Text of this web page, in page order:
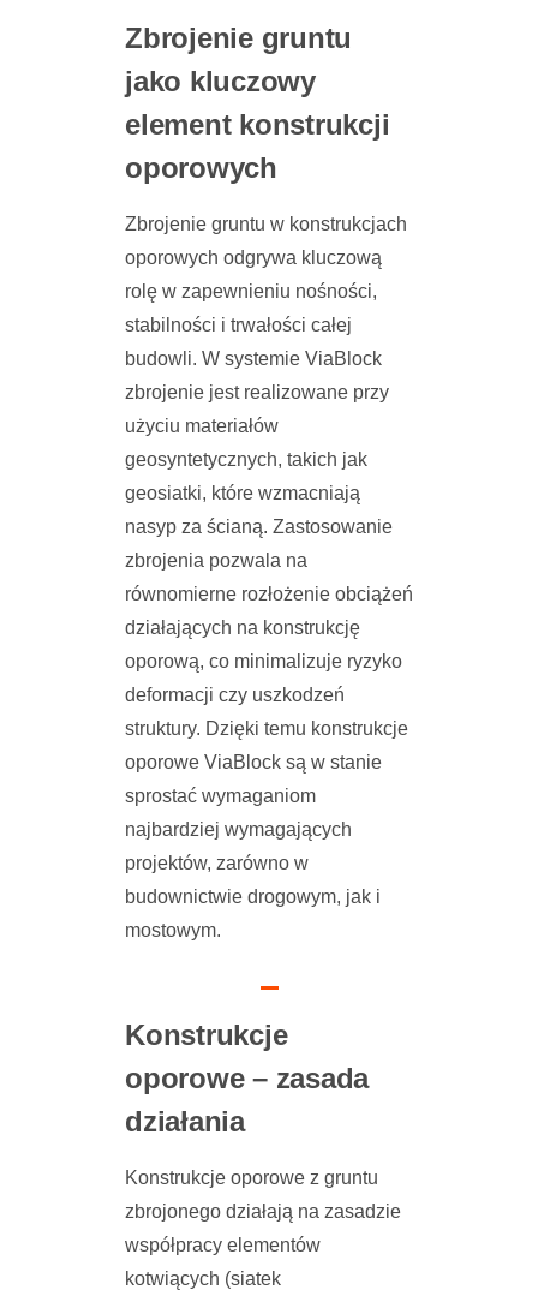
Zbrojenie gruntu
jako kluczowy
element konstrukcji
oporowych
Zbrojenie gruntu w konstrukcjach
oporowych odgrywa kluczową
rolę w zapewnieniu nośności,
stabilności i trwałości całej
budowli. W systemie ViaBlock
zbrojenie jest realizowane przy
użyciu materiałów
geosyntetycznych, takich jak
geosiatki, które wzmacniają
nasyp za ścianą. Zastosowanie
zbrojenia pozwala na
równomierne rozłożenie obciążeń
działających na konstrukcję
oporową, co minimalizuje ryzyko
deformacji czy uszkodzeń
struktury. Dzięki temu konstrukcje
oporowe ViaBlock są w stanie
sprostać wymaganiom
najbardziej wymagających
projektów, zarówno w
budownictwie drogowym, jak i
mostowym.
Konstrukcje
oporowe – zasada
działania
Konstrukcje oporowe z gruntu
zbrojonego działają na zasadzie
współpracy elementów
kotwiących (siatek